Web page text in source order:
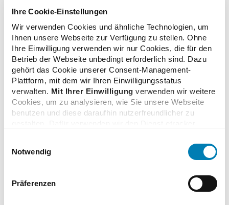
Ihre Cookie-Einstellungen
Wir verwenden Cookies und ähnliche Technologien, um
Ihnen unsere Webseite zur Verfügung zu stellen. Ohne
Ihre Einwilligung verwenden wir nur Cookies, die für den
Betrieb der Webseite unbedingt erforderlich sind. Dazu
gehört das Cookie unserer Consent-Management-
Plattform, mit dem wir Ihren Einwilligungsstatus
verwalten. Mit Ihrer Einwilligung verwenden wir weitere
Cookies, um zu analysieren, wie Sie unsere Webseite
benutzen und diese daraufhin nutzerfreundlicher zu
Adresse und Ihr Surfverhalten verarbeitet. Mit einem
Klick auf „Cookies zulassen“ stimmen Sie der
erforderlichen Cookies zu. Über die Schaltfläche „Nur
notwendige Cookies verwenden“ können Sie die nicht
Notwendig
Präferenzen
den Schiedsspruch für jährlich etwa 3,5 Millionen
betroffene Spezialrezepturen rund 100 Mio. Euro (brutto)
Mehrkosten pro Jahr.
zurück zur Liste
Zusatzinformationen
Verwandte Nachrichten